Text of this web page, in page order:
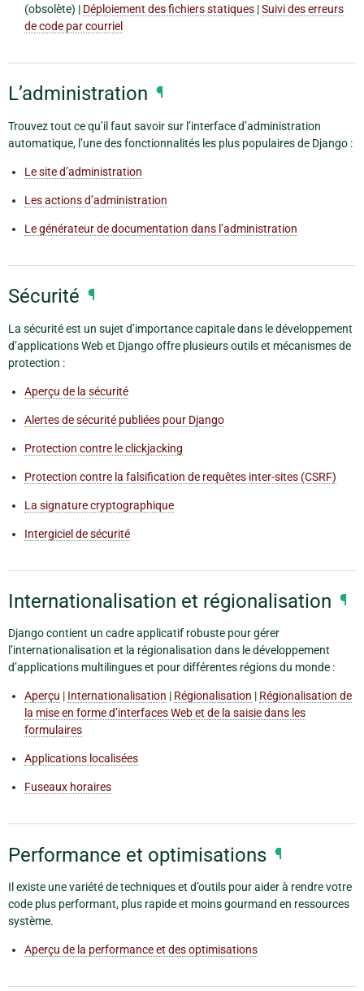
(obsolète) | Déploiement des fichiers statiques |Suivi des erreurs
de code par courriel
L’administration ¶
Trouvez tout ce qu’il faut savoir sur l’interface d’administration
automatique, l’une des fonctionnalités les plus populaires de Django :
Le site d’administration
Les actions d’administration
Le générateur de documentation dans l’administration
Sécurité ¶
La sécurité est un sujet d’importance capitale dans le développement
d’applications Web et Django offre plusieurs outils et mécanismes de
protection :
Aperçu de la sécurité
Alertes de sécurité publiées pour Django
Protection contre le clickjacking
Protection contre la falsification de requêtes inter-sites (CSRF)
La signature cryptographique
Intergiciel de sécurité
Internationalisation et régionalisation ¶
Django contient un cadre applicatif robuste pour gérer
l’internationalisation et la régionalisation dans le développement
d’applications multilingues et pour différentes régions du monde :
Aperçu | Internationalisation | Régionalisation | Régionalisation de
la mise en forme d’interfaces Web et de la saisie dans les
formulaires
Applications localisées
Fuseaux horaires
Performance et optimisations ¶
Il existe une variété de techniques et d’outils pour aider à rendre votre
code plus performant, plus rapide et moins gourmand en ressources
système.
Aperçu de la performance et des optimisations